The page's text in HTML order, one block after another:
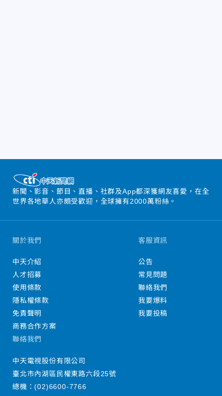
新聞、影音、節目、直播、社群及App都深獲網友喜愛，在全
世界各地華人亦頗受歡迎，全球擁有2000萬粉絲。
關於我們
中天介紹
人才招募
使用條款
隱私權條款
免責聲明
商務合作方案
客服資訊
公告
常見問題
聯絡我們
我要爆料
我要投稿
聯絡我們
中天電視股份有限公司
臺北市內湖區民權東路六段25號
總機：(02)6600-7766